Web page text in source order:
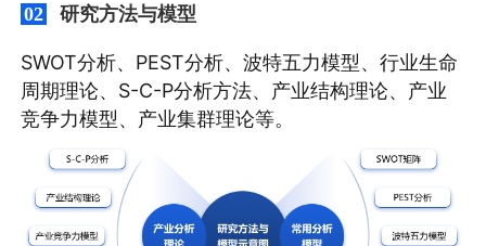
02 研究方法与模型
SWOT分析、PEST分析、波特五力模型、行业生命
周期理论、S-C-P分析方法、产业结构理论、产业
竞争力模型、产业集群理论等。